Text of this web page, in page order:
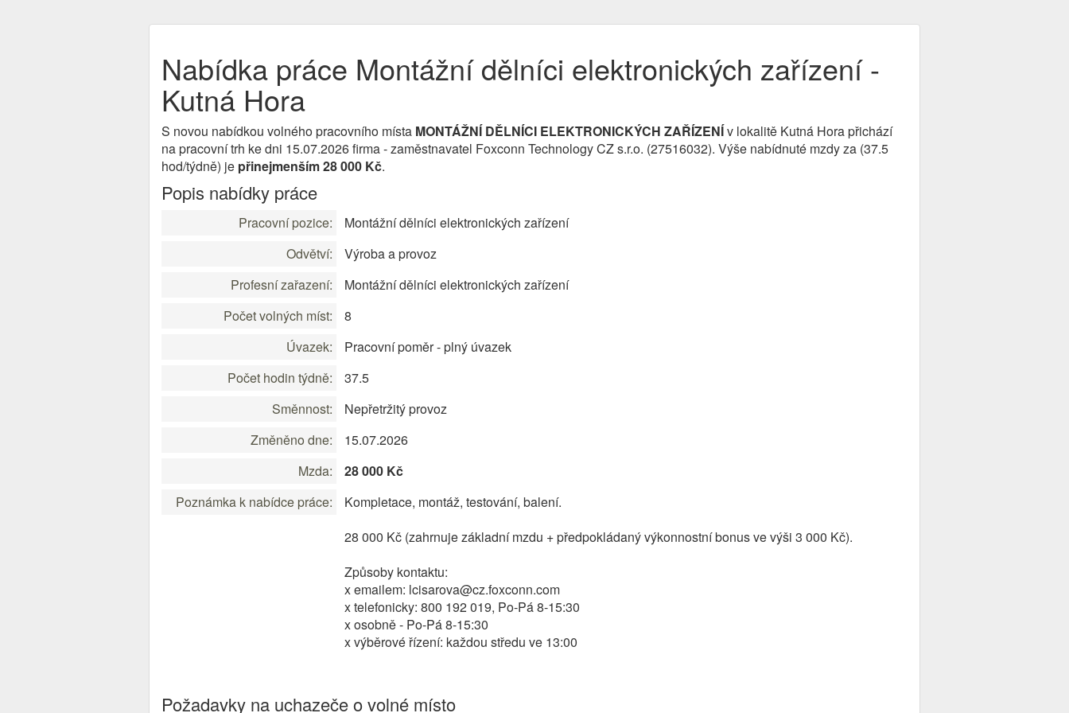
Nabídka práce Montážní dělníci elektronických zařízení -
Kutná Hora
S novou nabídkou volného pracovního místa MONTÁŽNÍ DĚLNÍCI ELEKTRONICKÝCH ZAŘÍZENÍv lokalitě Kutná Hora přichází
na pracovní trh ke dni 15.07.2026 firma - zaměstnavatel Foxconn Technology CZ s.r.o. (27516032). Výše nabídnuté mzdy za (37.5
hod/týdně) je přinejmenším 28 000 Kč.
Popis nabídky práce
Pracovní pozice:
Montážní dělníci elektronických zařízení
Odvětví:
Výroba a provoz
Profesní zařazení:
Montážní dělníci elektronických zařízení
Počet volných míst:
8
Úvazek:
Pracovní poměr - plný úvazek
Počet hodin týdně:
37.5
Směnnost:
Nepřetržitý provoz
Změněno dne:
15.07.2026
Mzda:
28 000 Kč
Poznámka k nabídce práce:
Kompletace, montáž, testování, balení.
28 000 Kč (zahrnuje základní mzdu + předpokládaný výkonnostní bonus ve výši 3 000 Kč).
Způsoby kontaktu:
x emailem: lcisarova@cz.foxconn.com
x telefonicky: 800 192 019, Po-Pá 8-15:30
x osobně - Po-Pá 8-15:30
x výběrové řízení: každou středu ve 13:00
Požadavky na uchazeče o volné místo